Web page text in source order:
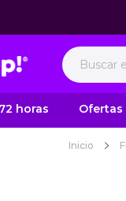
horas Ofertas
Inicio